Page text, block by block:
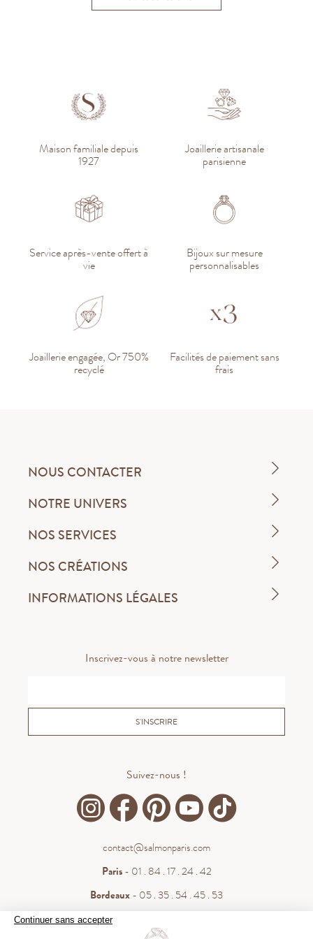
Continuer sans accepter
Maison familiale depuis
1927
Joaillerie artisanale
parisienne
Service après-vente offert à
vie
Bijoux sur mesure
personnalisables
Joaillerie engagée, Or 750%
recyclé
Facilités de paiement sans
frais
NOUS CONTACTER
NOTRE UNIVERS
NOS SERVICES
NOS CRÉATIONS
INFORMATIONS LÉGALES
Inscrivez-vous à notre newsletter
S'INSCRIRE
Suivez-nous !
contact@salmonparis.com
Paris- 01 . 84 . 17 . 24 . 42
Bordeaux- 05 . 35 . 54 . 45 . 53
WhatsApp